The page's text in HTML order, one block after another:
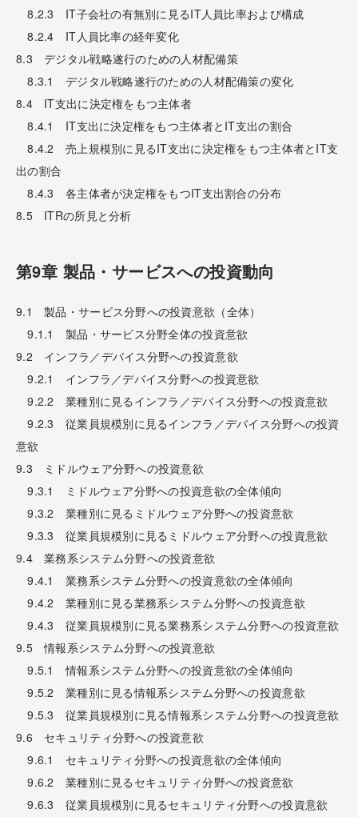
8.2.3 IT子会社の有無別に見るIT人員比率および構成
8.2.4 IT人員比率の経年変化
8.3 デジタル戦略遂行のための人材配備策
8.3.1 デジタル戦略遂行のための人材配備策の変化
8.4 IT支出に決定権をもつ主体者
8.4.1 IT支出に決定権をもつ主体者とIT支出の割合
8.4.2 売上規模別に見るIT支出に決定権をもつ主体者とIT支
出の割合
8.4.3 各主体者が決定権をもつIT支出割合の分布
8.5 ITRの所見と分析
第9章 製品・サービスへの投資動向
9.1 製品・サービス分野への投資意欲（全体）
9.1.1 製品・サービス分野全体の投資意欲
9.2 インフラ／デバイス分野への投資意欲
9.2.1 インフラ／デバイス分野への投資意欲
9.2.2 業種別に見るインフラ／デバイス分野への投資意欲
9.2.3 従業員規模別に見るインフラ／デバイス分野への投資
意欲
9.3 ミドルウェア分野への投資意欲
9.3.1 ミドルウェア分野への投資意欲の全体傾向
9.3.2 業種別に見るミドルウェア分野への投資意欲
9.3.3 従業員規模別に見るミドルウェア分野への投資意欲
9.4 業務系システム分野への投資意欲
9.4.1 業務系システム分野への投資意欲の全体傾向
9.4.2 業種別に見る業務系システム分野への投資意欲
9.4.3 従業員規模別に見る業務系システム分野への投資意欲
9.5 情報系システム分野への投資意欲
9.5.1 情報系システム分野への投資意欲の全体傾向
9.5.2 業種別に見る情報系システム分野への投資意欲
9.5.3 従業員規模別に見る情報系システム分野への投資意欲
9.6 セキュリティ分野への投資意欲
9.6.1 セキュリティ分野への投資意欲の全体傾向
9.6.2 業種別に見るセキュリティ分野への投資意欲
9.6.3 従業員規模別に見るセキュリティ分野への投資意欲